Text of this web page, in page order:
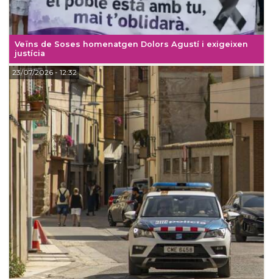
Veïns de Soses homenatgen Dolors Agustí i exigeixen
justícia
23/07/2026- 12:32